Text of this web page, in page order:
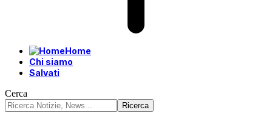
Home
Chi siamo
Salvati
Cerca